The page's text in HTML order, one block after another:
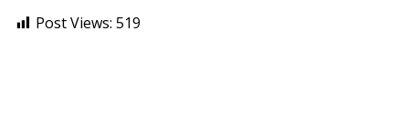
Post Views: 519